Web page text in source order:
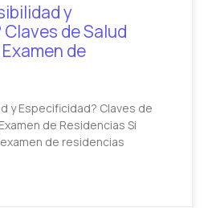
y
de Salud
de
y Especificidad? Claves de
de Residencias Si
de residencias